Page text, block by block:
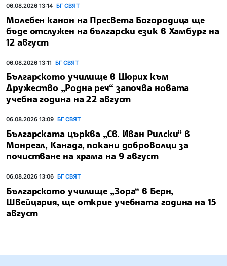
06.08.2026 13:14 БГ СВЯТ
Молебен канон на Пресвета Богородица ще
бъде отслужен на български език в Хамбург на
12 август
06.08.2026 13:11 БГ СВЯТ
Българското училище в Цюрих към
Дружество „Родна реч“ започва новата
учебна година на 22 август
06.08.2026 13:09 БГ СВЯТ
Българската църква „Св. Иван Рилски“ в
Монреал, Канада, покани доброволци за
почистване на храма на 9 август
06.08.2026 13:06 БГ СВЯТ
Българското училище „Зора“ в Берн,
Швейцария, ще открие учебната година на 15
август